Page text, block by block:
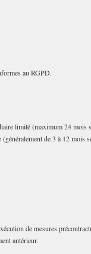
au RGPD.
limité (maximum 24
de 3 à 12
de mesures
antérieur.